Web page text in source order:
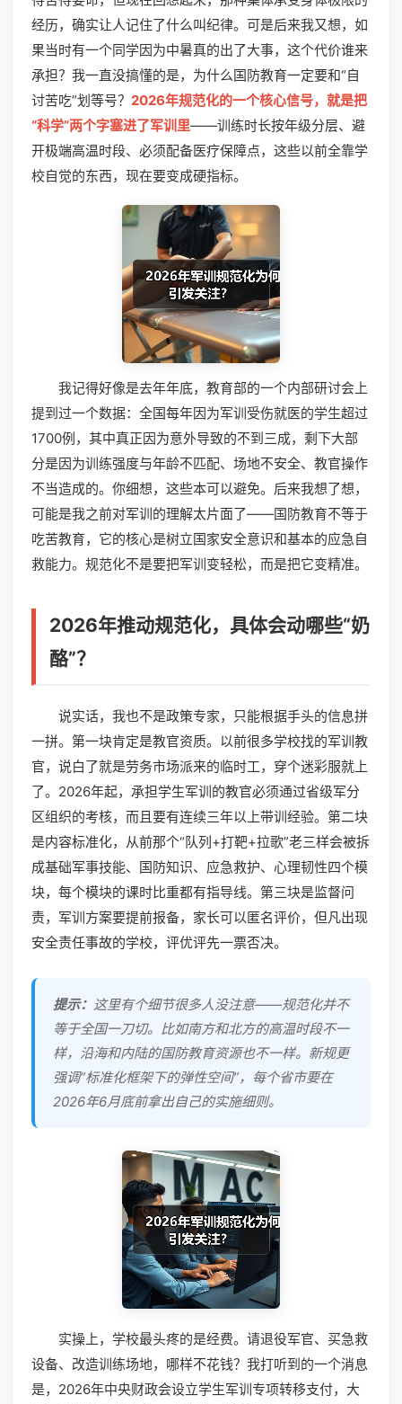
经历，确实让人记住了什么叫纪律。可是后来我又想，如
果当时有一个同学因为中暑真的出了大事，这个代价谁来
承担？我一直没搞懂的是，为什么国防教育一定要和“自
讨苦吃”划等号？ 2026年规范化的一个核心信号，就是把
“科学”两个字塞进了军训里——训练时长按年级分层、避
开极端高温时段、必须配备医疗保障点，这些以前全靠学
校自觉的东西，现在要变成硬指标。
我记得好像是去年年底，教育部的一个内部研讨会上
提到过一个数据：全国每年因为军训受伤就医的学生超过
1700例，其中真正因为意外导致的不到三成，剩下大部
分是因为训练强度与年龄不匹配、场地不安全、教官操作
不当造成的。你细想，这些本可以避免。后来我想了想，
可能是我之前对军训的理解太片面了——国防教育不等于
吃苦教育，它的核心是树立国家安全意识和基本的应急自
救能力。规范化不是要把军训变轻松，而是把它变精准。
2026年推动规范化，具体会动哪些“奶
酪”？
说实话，我也不是政策专家，只能根据手头的信息拼
一拼。第一块肯定是教官资质。以前很多学校找的军训教
官，说白了就是劳务市场派来的临时工，穿个迷彩服就上
了。2026年起，承担学生军训的教官必须通过省级军分
区组织的考核，而且要有连续三年以上带训经验。第二块
是内容标准化，从前那个“队列+打靶+拉歌”老三样会被拆
成基础军事技能、国防知识、应急救护、心理韧性四个模
块，每个模块的课时比重都有指导线。第三块是监督问
责，军训方案要提前报备，家长可以匿名评价，但凡出现
安全责任事故的学校，评优评先一票否决。
提示： 这里有个细节很多人没注意——规范化并不
等于全国一刀切。比如南方和北方的高温时段不一
样，沿海和内陆的国防教育资源也不一样。新规更
强调“标准化框架下的弹性空间”，每个省市要在
2026年6月底前拿出自己的实施细则。
实操上，学校最头疼的是经费。请退役军官、买急救
设备、改造训练场地，哪样不花钱？我打听到的一个消息
是，2026年中央财政会设立学生军训专项转移支付，大